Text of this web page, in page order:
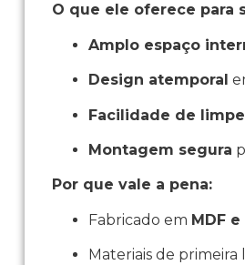
O que ele oferece para
Amplo espaço
Design atemporal
Facilidade de
Montagem segura
Por que vale a pena:
Fabricado em MDF e
Materiais de